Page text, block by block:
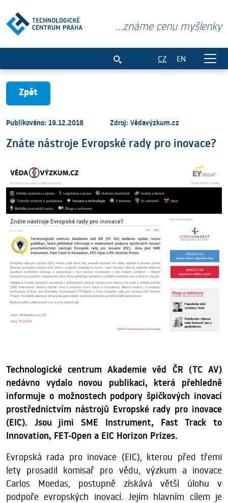
...známe cenu myšlenky
CZ EN
Zpět
Publikováno: 19.12.2018 Zdroj: Vědavýzkum.cz
Znáte nástroje Evropské rady pro inovace?
Technologické centrum Akademie věd ČR (TC AV)
nedávno vydalo novou publikaci, která přehledně
informuje o možnostech podpory špičkových inovací
prostřednictvím nástrojů Evropské rady pro inovace
(EIC). Jsou jimi SME Instrument, Fast Track to
Innovation, FET-Open a EIC Horizon Prizes.
Evropská rada pro inovace (EIC), kterou před třemi
lety prosadil komisař pro vědu, výzkum a inovace
Carlos Moedas, postupně získává větší úlohu v
podpoře evropských inovací. Jejím hlavním cílem je